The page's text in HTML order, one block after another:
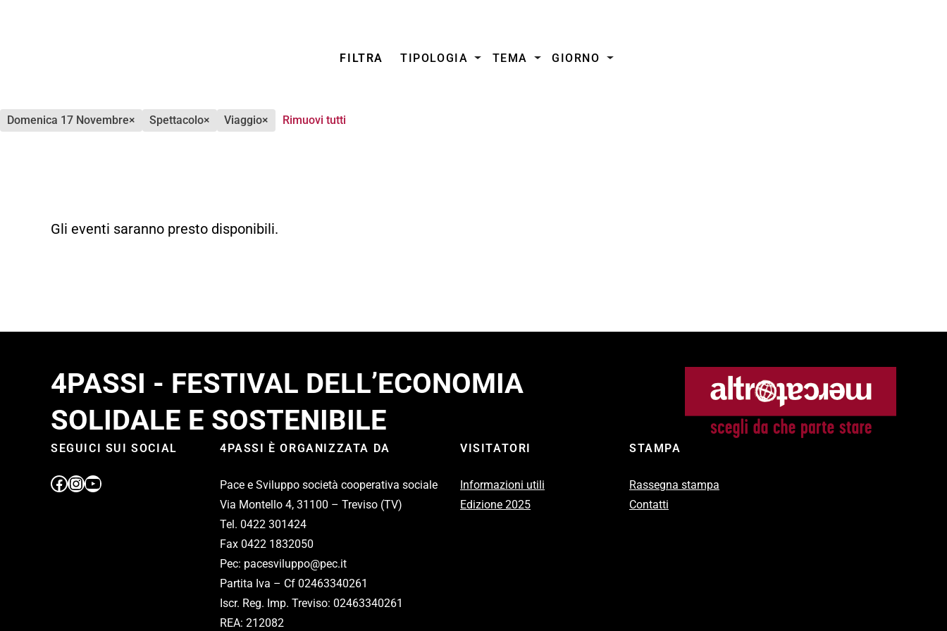
FILTRA TIPOLOGIA TEMA GIORNO
domenica 17 Novembre× spettacolo× viaggio× Rimuovi tutti
Gli eventi saranno presto disponibili.
4PASSI - FESTIVAL DELL’ECONOMIA
SOLIDALE E SOSTENIBILE
SEGUICI SUI SOCIAL 4PASSI È ORGANIZZATA DA
Pace e Sviluppo società cooperativa sociale
Via Montello 4, 31100 – Treviso (TV)
Tel. 0422 301424
Fax 0422 1832050
Pec: pacesviluppo@pec.it
Partita Iva – Cf 02463340261
Iscr. Reg. Imp. Treviso: 02463340261
REA: 212082
VISITATORI
Informazioni utili
Edizione 2025
STAMPA
Rassegna stampa
Contatti